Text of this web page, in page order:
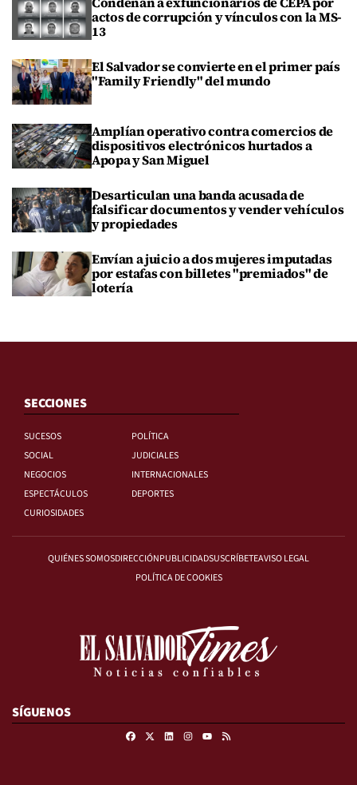
actos de corrupción y vínculos con la MS-
13
El Salvador se convierte en el primer país
"Family Friendly" del mundo
Amplían operativo contra comercios de
dispositivos electrónicos hurtados a
Apopa y San Miguel
Desarticulan una banda acusada de
falsificar documentos y vender vehículos
y propiedades
Envían a juicio a dos mujeres imputadas
por estafas con billetes "premiados" de
lotería
SECCIONES
SUCESOS
POLÍTICA
SOCIAL
JUDICIALES
NEGOCIOS
INTERNACIONALES
ESPECTÁCULOS
DEPORTES
CURIOSIDADES
QUIÉNES SOMOSDIRECCIÓNPUBLICIDADSUSCRÍBETEAVISO LEGAL
POLÍTICA DE COOKIES
SÍGUENOS
FacebookLinkedinInstagramRSS